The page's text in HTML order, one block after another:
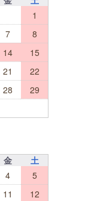
1
7
8
14
15
21
22
28
29
金
土
4
5
11
12